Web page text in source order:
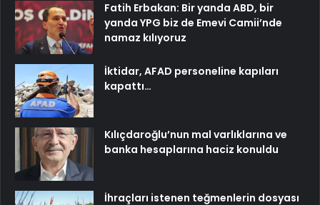
Fatih Erbakan: Bir yanda ABD, bir
yanda YPG biz de Emevi Camii’nde
namaz kılıyoruz
İktidar, AFAD personeline kapıları
kapattı…
Kılıçdaroğlu’nun mal varlıklarına ve
banka hesaplarına haciz konuldu
İhraçları istenen teğmenlerin dosyası